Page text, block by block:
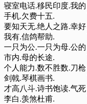
寝室电话.移民印度.我的
手机.欠费十五.
要知天无.绝人之路.幸好
我有.信鸽帮助.
一只为公.一只为母.公的
市内.母的长途.
个人能力.数不胜数.刀枪
剑戟.琴棋画书.
才高八斗.诗书饱读.气死
李白.羡煞杜甫.